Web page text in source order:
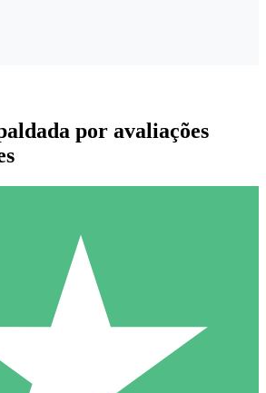
Créditos Individuais
o uso com créditos de download. Sem
por avaliações